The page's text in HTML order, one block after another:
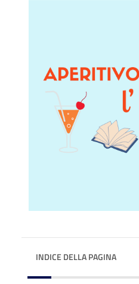
INDICE DELLA PAGINA